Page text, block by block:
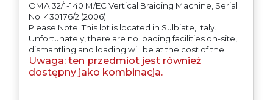
OMA 32/1-140 M/EC Vertical Braiding Machine, Serial
No. 430176/2 (2006)
Please Note: This lot is located in Sulbiate, Italy.
Unfortunately, there are no loading facilities on-site,
dismantling and loading will be at the cost of the
purchaser. All/Any tooling is being offered as
specifically described.
Uwaga: ten przedmiot jest również
dostępny jako kombinacja.